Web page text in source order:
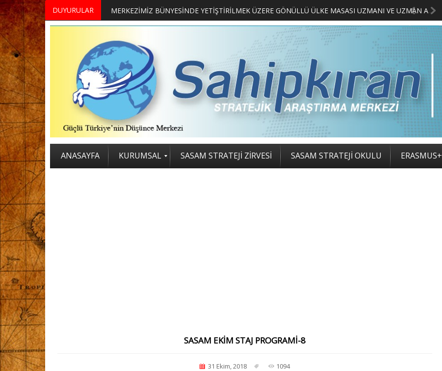
DUYURULAR MERKEZİMİZ BÜNYESİNDE YETİŞTİRİLMEK ÜZERE GÖNÜLLÜ ÜLKE MASASI UZMANI VE UZMAN ADAYLARI ARIYORUZ 2. SASAM STRATEJİ ZİRVESİ KATILIMCILARI BELLİ OLDU
ANASAYFA KURUMSAL SASAM STRATEJİ ZİRVESİ SASAM STRATEJİ OKULU ERASMUS+
SASAM EKIM STAJ PROGRAMI-8
31 Ekim, 2018 1094